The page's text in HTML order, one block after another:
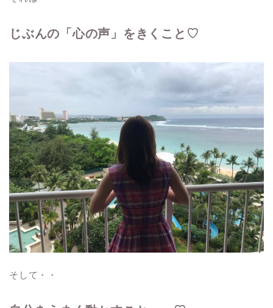
じぶんの「心の声」 をきくこと♡
そして・・